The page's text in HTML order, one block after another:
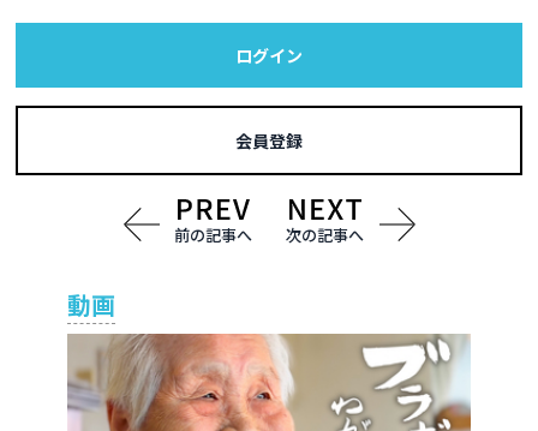
ログイン
会員登録
前の記事へ 次の記事へ
動画